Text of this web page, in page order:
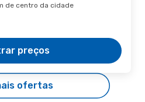
de centro da cidade
preços
ofertas